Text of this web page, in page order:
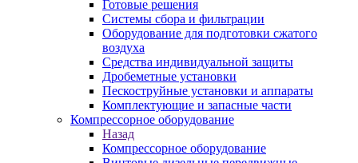
Готовые решения
Системы сбора и фильтрации
Оборудование для подготовки сжатого
воздуха
Средства индивидуальной защиты
Дробеметные установки
Пескоструйные установки и аппараты
Комплектующие и запасные части
Компрессорное оборудование
Назад
Компрессорное оборудование